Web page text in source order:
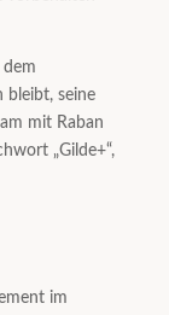
dem
bleibt, seine
mit Raban
„Gilde+“,
im